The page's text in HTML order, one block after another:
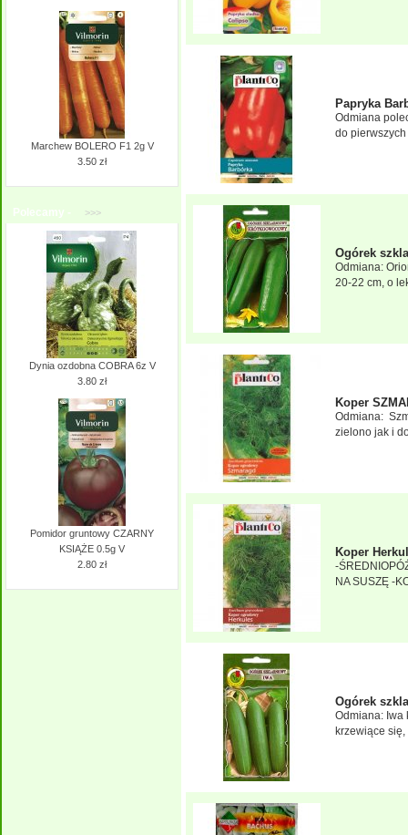
Marchew BOLERO F1 2g V
3.50 zł
Polecamy - >>>
Dynia ozdobna COBRA 6z V
3.80 zł
Pomidor gruntowy CZARNY
KSIĄŻE 0.5g V
2.80 zł
Papryka
Odmiana
do pierwszych
Ogórek
Odmiana:
20-22 cm, o
Koper
Odmiana:
zielono jak i
Koper
-
NA SUSZĘ -
Ogórek
Odmiana: Iwa
krzewiące